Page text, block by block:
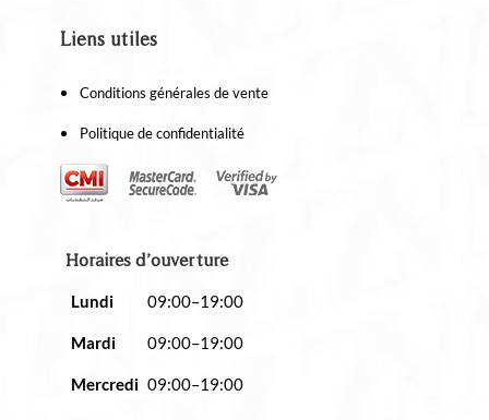
Liens utiles
Conditions générales de vente
Politique de confidentialité
Horaires d’ouverture
Lundi 09:00–19:00
Mardi 09:00–19:00
Mercredi 09:00–19:00